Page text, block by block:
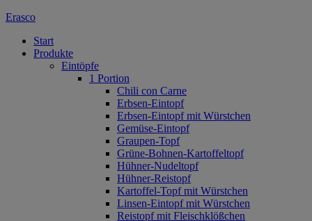
Erasco
Start
Produkte
Eintöpfe
1 Portion
Chili con Carne
Erbsen-Eintopf
Erbsen-Eintopf mit Würstchen
Gemüse-Eintopf
Graupen-Topf
Grüne-Bohnen-Kartoffeltopf
Hühner-Nudeltopf
Hühner-Reistopf
Kartoffel-Topf mit Würstchen
Linsen-Eintopf mit Würstchen
Reistopf mit Fleischklößchen